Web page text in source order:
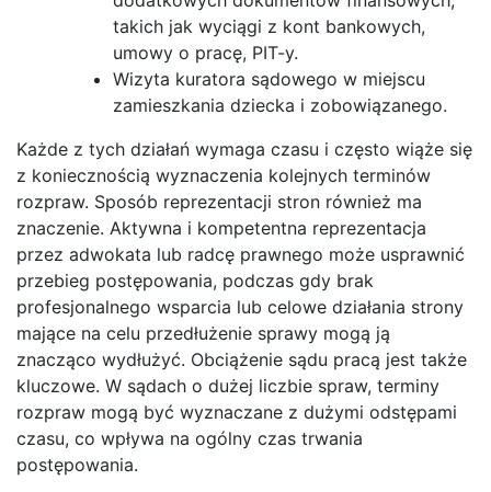
takich jak wyciągi z kont bankowych,
umowy o pracę, PIT-y.
Wizyta kuratora sądowego w miejscu
zamieszkania dziecka i zobowiązanego.
Każde z tych działań wymaga czasu i często wiąże się
z koniecznością wyznaczenia kolejnych terminów
rozpraw. Sposób reprezentacji stron również ma
znaczenie. Aktywna i kompetentna reprezentacja
przez adwokata lub radcę prawnego może usprawnić
przebieg postępowania, podczas gdy brak
profesjonalnego wsparcia lub celowe działania strony
mające na celu przedłużenie sprawy mogą ją
znacząco wydłużyć. Obciążenie sądu pracą jest także
kluczowe. W sądach o dużej liczbie spraw, terminy
rozpraw mogą być wyznaczane z dużymi odstępami
czasu, co wpływa na ogólny czas trwania
postępowania.